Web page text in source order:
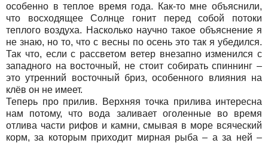
особенно в теплое время года. Как-то мне объяснили,
что восходящее Солнце гонит перед собой потоки
теплого воздуха. Насколько научно такое объяснение я
не знаю, но то, что с весны по осень это так я убедился.
Так что, если с рассветом ветер внезапно изменился с
западного на восточный, не стоит собирать спиннинг –
это утренний восточный бриз, особенного влияния на
клёв он не имеет.
Теперь про прилив. Верхняя точка прилива интересна
нам потому, что вода заливает оголенные во время
отлива части рифов и камни, смывая в море всяческий
корм, за которым приходит мирная рыба – а за ней –